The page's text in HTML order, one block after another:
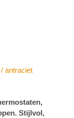
antraciet
Stijlvol,